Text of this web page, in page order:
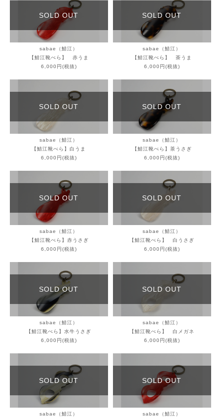
SOLD OUT
sabae（鯖江）
【鯖江靴べら】 赤うま
6,000円(税抜)
SOLD OUT
sabae（鯖江）
【鯖江靴べら】 茶うま
6,000円(税抜)
SOLD OUT
sabae（鯖江）
【鯖江靴べら】白うま
6,000円(税抜)
SOLD OUT
sabae（鯖江）
【鯖江靴べら】茶うさぎ
6,000円(税抜)
SOLD OUT
sabae（鯖江）
【鯖江靴べら】赤うさぎ
6,000円(税抜)
SOLD OUT
sabae（鯖江）
【鯖江靴べら】 白うさぎ
6,000円(税抜)
SOLD OUT
sabae（鯖江）
【鯖江靴べら】水牛うさぎ
6,000円(税抜)
SOLD OUT
sabae（鯖江）
【鯖江靴べら】 白メガネ
6,000円(税抜)
SOLD OUT
sabae（鯖江）
SOLD OUT
sabae（鯖江）